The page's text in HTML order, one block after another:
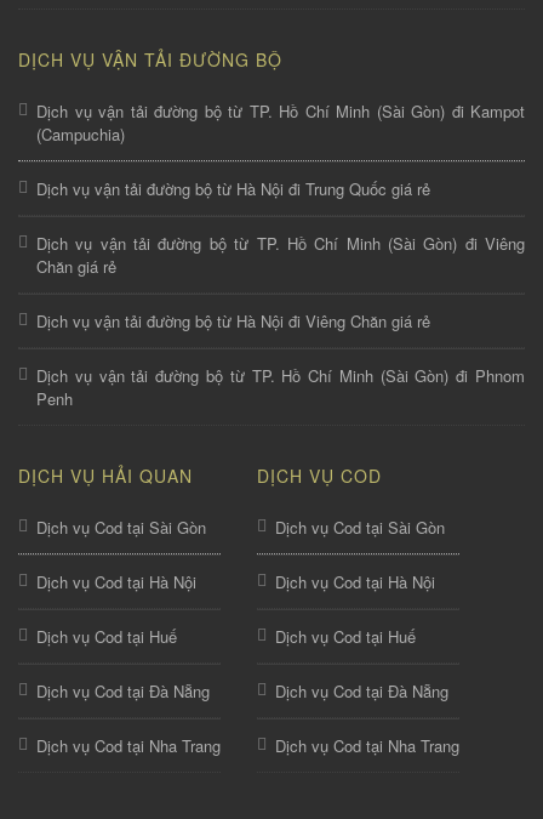
DỊCH VỤ VẬN TẢI ĐƯỜNG BỘ
Dịch vụ vận tải đường bộ từ TP. Hồ Chí Minh (Sài Gòn) đi Kampot
(Campuchia)
Dịch vụ vận tải đường bộ từ Hà Nội đi Trung Quốc giá rẻ
Dịch vụ vận tải đường bộ từ TP. Hồ Chí Minh (Sài Gòn) đi Viêng
Chăn giá rẻ
Dịch vụ vận tải đường bộ từ Hà Nội đi Viêng Chăn giá rẻ
Dịch vụ vận tải đường bộ từ TP. Hồ Chí Minh (Sài Gòn) đi Phnom
Penh
DỊCH VỤ HẢI QUAN
Dịch vụ Cod tại Sài Gòn
Dịch vụ Cod tại Hà Nội
Dịch vụ Cod tại Huế
Dịch vụ Cod tại Đà Nẵng
Dịch vụ Cod tại Nha Trang
DỊCH VỤ COD
Dịch vụ Cod tại Sài Gòn
Dịch vụ Cod tại Hà Nội
Dịch vụ Cod tại Huế
Dịch vụ Cod tại Đà Nẵng
Dịch vụ Cod tại Nha Trang